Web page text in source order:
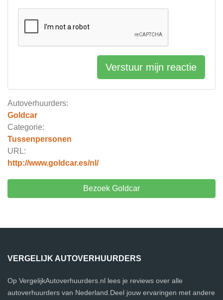
Autoverhuurders:
Goldcar
Categorie:
Tussenpersonen
URL:
http://www.goldcar.es/nl/
Bezoek Goldcar
Verstuur mijn reactie
VERGELIJK AUTOVERHUURDERS
Op VergelijkAutoverhuurders.nl lees je reviews over alle
autoverhuurders van Nederland.Deel jouw ervaringen met andere